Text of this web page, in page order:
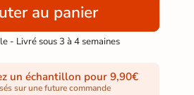
au panier
- Livré sous 3 à 4 semaines
un échantillon pour 9,90€
sur une future commande